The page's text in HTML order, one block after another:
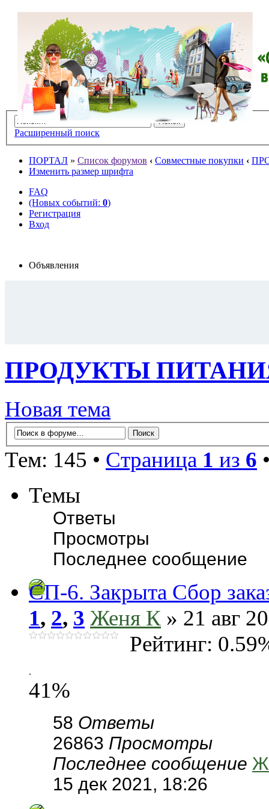
Расширенный поиск
ПОРТАЛ » Список форумов ‹ Совместные покупки ‹
Изменить размер шрифта
FAQ
(Новых событий: 0)
Регистрация
Вход
Объявления
ПРОДУКТЫ
Новая тема
Тем: 145 • Страница 1 из 6
Темы
Ответы
Просмотры
Последнее сообщение
СП-6. Закрыта Сбор
1, 2, 3 Женя К » 21 авг
Рейтинг:
.
41%
58 Ответы
26863 Просмотры
Последнее сообщение
15 дек 2021, 18:26